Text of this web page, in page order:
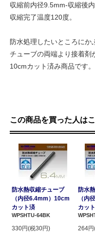
収縮前内径9.5mm-収縮後内
収縮完了温度120度。
防水処理したいところにか
チューブの両端より接着剤
10cmカット済み商品です。
この商品を買った人は
防水熱収縮チューブ
（内径6.4mm）10cm
カット済
WPSHTU-64BK
330円(税30円)
防水
（内
カッ
264